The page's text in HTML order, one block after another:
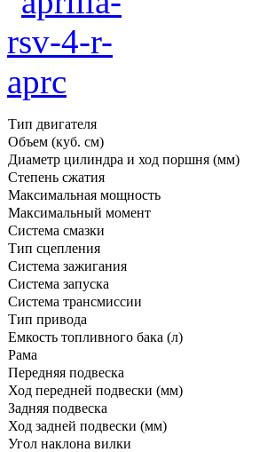
Тип двигателя
Объем (куб. см)
Диаметр цилиндра и ход поршня (мм)
Степень сжатия
Максимальная мощность
Максимальный момент
Система смазки
Тип сцепления
Система зажигания
Система запуска
Система трансмиссии
Тип привода
Емкость топливного бака (л)
Рама
Передняя подвеска
Ход передней подвески (мм)
Задняя подвеска
Ход задней подвески (мм)
Угол наклона вилки